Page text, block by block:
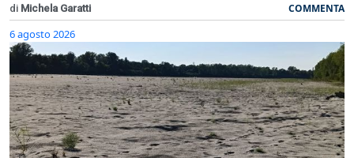
di Michela Garatti COMMENTA
6 agosto 2026